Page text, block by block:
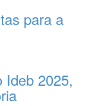
para a
Ideb 2025,